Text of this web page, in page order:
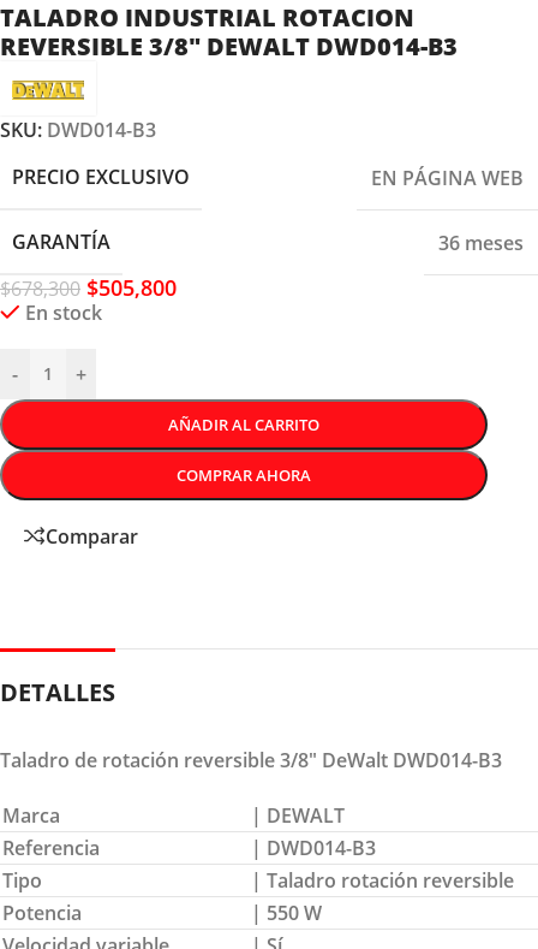
TALADRO INDUSTRIAL ROTACION
REVERSIBLE 3/8″ DEWALT DWD014-B3
SKU: DWD014-B3
PRECIO EXCLUSIVO
EN PÁGINA WEB
GARANTÍA
36 meses
$678,300 $505,800
En stock
- +
AÑADIR AL CARRITO
COMPRAR AHORA
Comparar
DETALLES
Taladro de rotación reversible 3/8″ DeWalt DWD014-B3
Marca
| DEWALT
Referencia
| DWD014-B3
Tipo
| Taladro rotación reversible
Potencia
| 550 W